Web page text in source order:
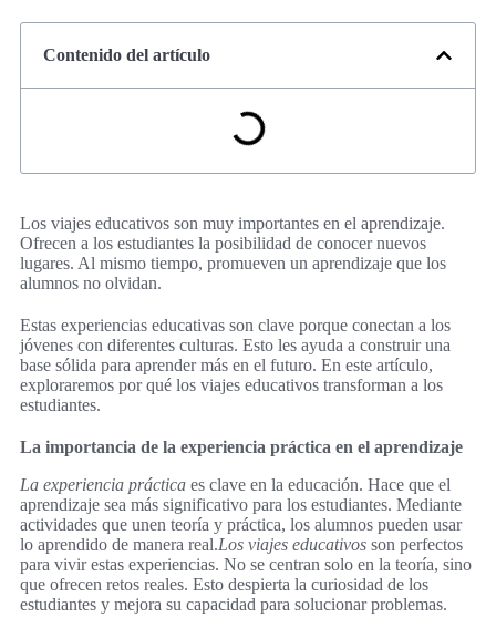
Contenido del artículo
Los viajes educativos son muy importantes en el aprendizaje.
Ofrecen a los estudiantes la posibilidad de conocer nuevos
lugares. Al mismo tiempo, promueven un aprendizaje que los
alumnos no olvidan.
Estas experiencias educativas son clave porque conectan a los
jóvenes con diferentes culturas. Esto les ayuda a construir una
base sólida para aprender más en el futuro. En este artículo,
exploraremos por qué los viajes educativos transforman a los
estudiantes.
La importancia de la experiencia práctica en el aprendizaje
La experiencia práctica es clave en la educación. Hace que el
aprendizaje sea más significativo para los estudiantes. Mediante
actividades que unen teoría y práctica, los alumnos pueden usar
lo aprendido de manera real.Los viajes educativos son perfectos
para vivir estas experiencias. No se centran solo en la teoría, sino
que ofrecen retos reales. Esto despierta la curiosidad de los
estudiantes y mejora su capacidad para solucionar problemas.